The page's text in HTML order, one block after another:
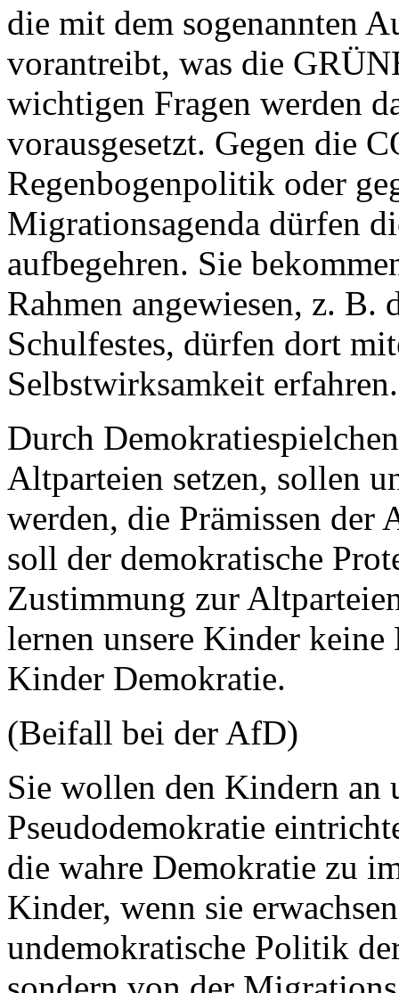
die mit dem sogenannten
vorantreibt, was die
wichtigen Fragen werden
vorausgesetzt. Gegen die
Regenbogenpolitik oder
Migrationsagenda dürfen
aufbegehren. Sie
Rahmen angewiesen, z. B.
Schulfestes, dürfen dort
Selbstwirksamkeit erfahren.
Durch
Altparteien setzen, sollen
werden, die Prämissen der
soll der demokratische
Zustimmung zur
lernen unsere Kinder keine
Kinder Demokratie.
(Beifall bei der AfD)
Sie wollen den Kindern an
Pseudodemokratie
die wahre Demokratie zu
Kinder, wenn sie
undemokratische Politik